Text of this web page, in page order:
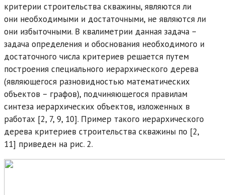
критерии строительства скважины, являются ли
они необходимыми и достаточными, не являются ли
они избыточными. В квалиметрии данная задача –
задача определения и обоснования необходимого и
достаточного числа критериев решается путем
построения специального иерархического дерева
(являющегося разновидностью математических
объектов – графов), подчиняющегося правилам
синтеза иерархических объектов, изложенных в
работах [2, 7, 9, 10]. Пример такого иерархического
дерева критериев строительства скважины по [2,
11] приведен на рис. 2.